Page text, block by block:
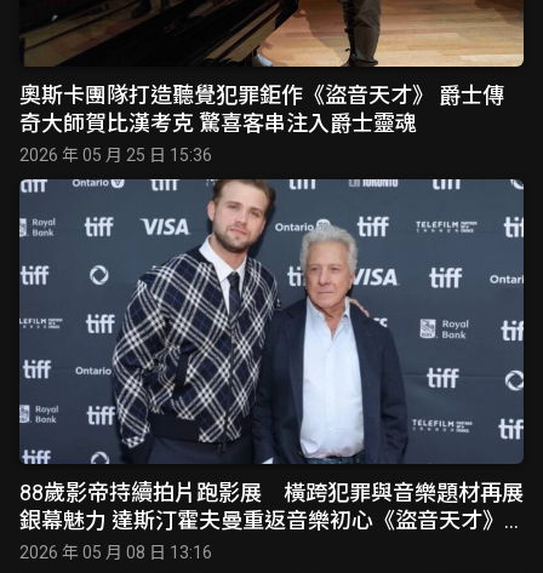
奧斯卡團隊打造聽覺犯罪鉅作《盜音天才》 爵士傳
奇大師賀比漢考克 驚喜客串注入爵士靈魂
2026 年 05 月 25 日 15:36
88歲影帝持續拍片跑影展 橫跨犯罪與音樂題材再展
銀幕魅力 達斯汀霍夫曼重返音樂初心《盜音天才》6
月5日登台上映
2026 年 05 月 08 日 13:16